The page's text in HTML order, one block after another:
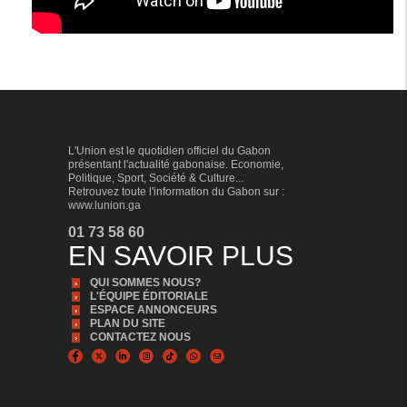
L'Union est le quotidien officiel du Gabon
présentant l'actualité gabonaise. Economie,
Politique, Sport, Société & Culture...
Retrouvez toute l'information du Gabon sur :
www.lunion.ga
01 73 58 60
EN SAVOIR PLUS
QUI SOMMES NOUS?
L'ÉQUIPE ÉDITORIALE
ESPACE ANNONCEURS
PLAN DU SITE
CONTACTEZ NOUS